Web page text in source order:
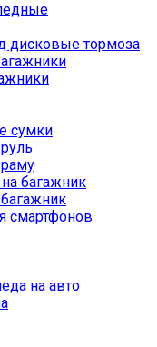
дисковые тормоза
сумки
багажник
смартфонов
на авто